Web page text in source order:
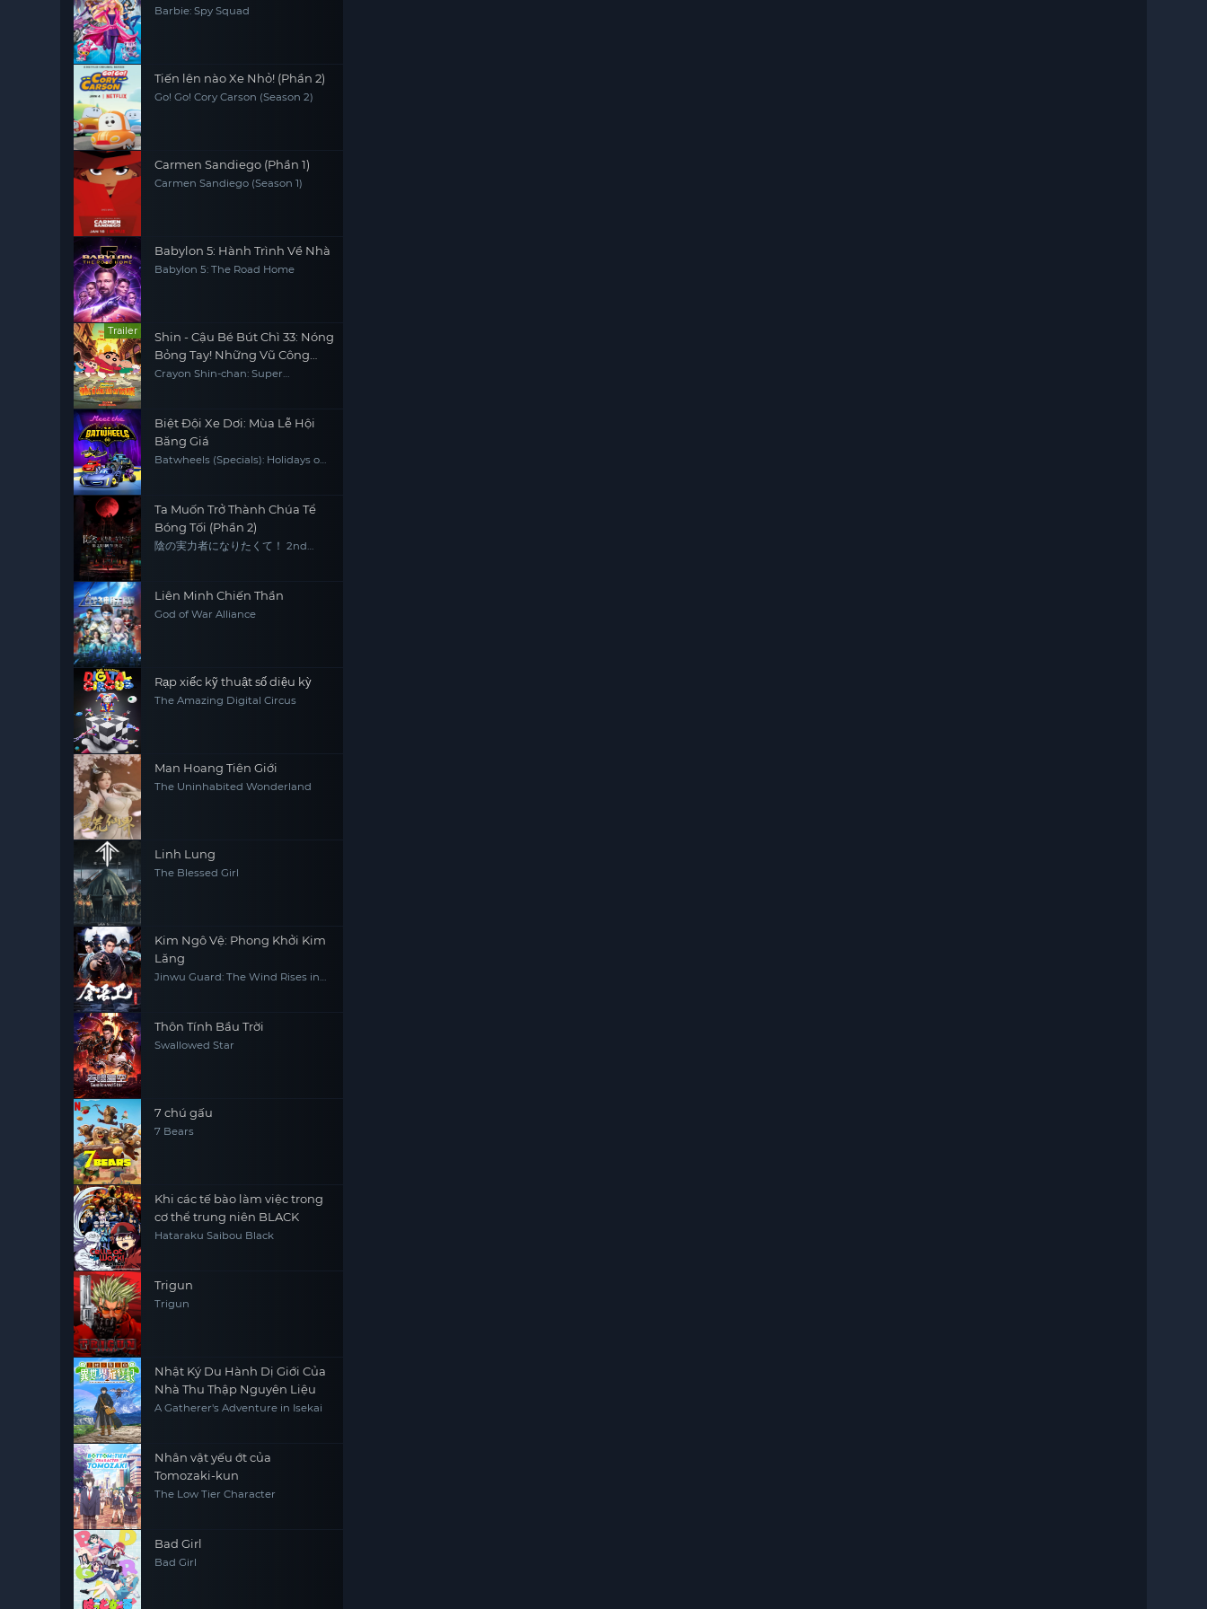
Barbie: Spy Squad
Tiến lên nào Xe Nhỏ! (Phần 2)
Go! Go! Cory Carson (Season 2)
Carmen Sandiego (Phần 1)
Carmen Sandiego (Season 1)
Babylon 5: Hành Trình Về Nhà
Babylon 5: The Road Home
Trailer
Shin - Cậu Bé Bút Chì 33: Nóng
Bỏng Tay! Những Vũ Công
Siêu Cay Kasukabe
Crayon Shin-chan: Super
Biệt Đội Xe Dơi: Mùa Lễ Hội
Băng Giá
Batwheels (Specials): Holidays on
Ta Muốn Trở Thành Chúa Tể
Bóng Tối (Phần 2)
陰の実力者になりたくて！ 2nd
Liên Minh Chiến Thần
God of War Alliance
Rạp xiếc kỹ thuật số diệu kỳ
The Amazing Digital Circus
Man Hoang Tiên Giới
The Uninhabited Wonderland
Linh Lung
The Blessed Girl
Kim Ngô Vệ: Phong Khởi Kim
Lăng
Jinwu Guard: The Wind Rises in
Thôn Tính Bầu Trời
Swallowed Star
7 chú gấu
7 Bears
Khi các tế bào làm việc trong
cơ thể trung niên BLACK
Hataraku Saibou Black
Trigun
Trigun
Nhật Ký Du Hành Dị Giới Của
Nhà Thu Thập Nguyên Liệu
A Gatherer's Adventure in Isekai
Nhân vật yếu ớt của
Tomozaki-kun
The Low Tier Character
Bad Girl
Bad Girl